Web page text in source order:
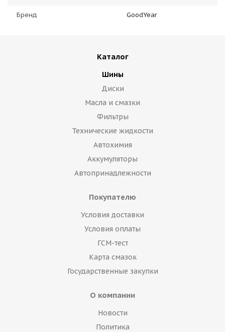
Бренд GoodYear
Каталог
Шины
Диски
Масла и смазки
Фильтры
Технические жидкости
Автохимия
Аккумуляторы
Автопринадлежности
Покупателю
Условия доставки
Условия оплаты
ГСМ-тест
Карта смазок
Государственные закупки
О компании
Новости
Политика